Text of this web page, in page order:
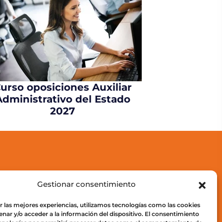
Gestionar consentimiento
las mejores experiencias, utilizamos tecnologías como las cookies
y/o acceder a la información del dispositivo. El consentimiento
oposiciones Auxiliar
del Estado
2027